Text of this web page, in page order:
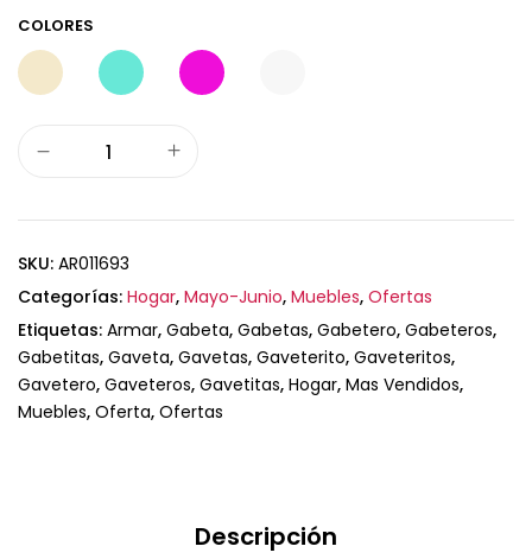
COLORES
SKU: AR011693
Categorías: Hogar, Mayo-Junio, Muebles, Ofertas
Etiquetas: Armar, Gabeta, Gabetas, Gabetero, Gabeteros,
Gabetitas, Gaveta, Gavetas, Gaveterito, Gaveteritos,
Gavetero, Gaveteros, Gavetitas, Hogar, Mas Vendidos,
Muebles, Oferta, Ofertas
Descripción